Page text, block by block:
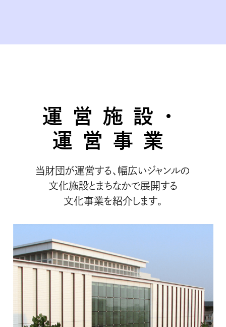
運営施設・
運営事業
当財団が運営する、幅広いジャンルの
文化施設とまちなかで展開する
文化事業を紹介します。